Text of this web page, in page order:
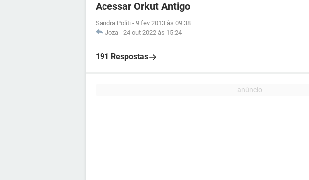
Acessar Orkut Antigo
Sandra Politi - 9 fev 2013 às 09:38
Joza - 24 out 2022 às 15:24
191 Respostas